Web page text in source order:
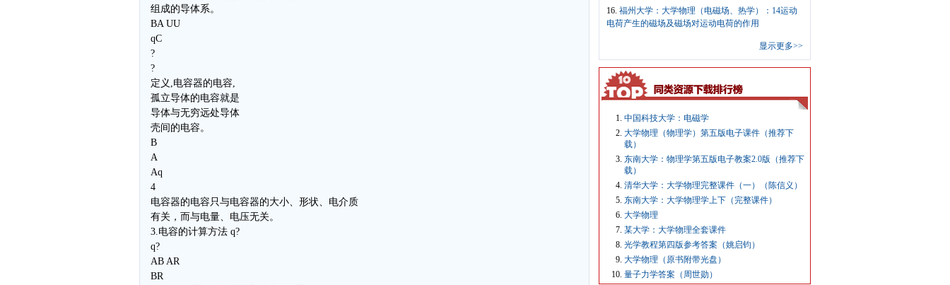
组成的导体系。
BA UU
qC
?
?
定义,电容器的电容,
孤立导体的电容就是
导体与无穷远处导体
壳间的电容。
B
A
Aq
4
电容器的电容只与电容器的大小、形状、电介质
有关，而与电量、电压无关。
3.电容的计算方法 q?
q?
AB AR
BR
16. 福州大学：大学物理（电磁场、热学）：14运动
电荷产生的磁场及磁场对运动电荷的作用
显示更多>>
中国科技大学：电磁学
大学物理（物理学）第五版电子课件（推荐下
载）
东南大学：物理学第五版电子教案2.0版（推荐下
载）
清华大学：大学物理完整课件（一）（陈信义）
东南大学：大学物理学上下（完整课件）
大学物理
某大学：大学物理全套课件
光学教程第四版参考答案（姚启钧）
大学物理（原书附带光盘）
量子力学答案（周世勋）